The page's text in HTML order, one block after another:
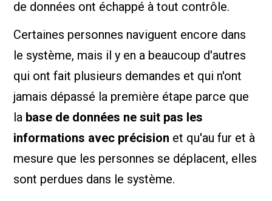
de données ont échappé à tout contrôle.
Certaines personnes naviguent encore dans
le système, mais il y en a beaucoup d'autres
qui ont fait plusieurs demandes et qui n'ont
jamais dépassé la première étape parce que
la base de données ne suit pas les
informations avec précision et qu'au fur et à
mesure que les personnes se déplacent, elles
sont perdues dans le système.